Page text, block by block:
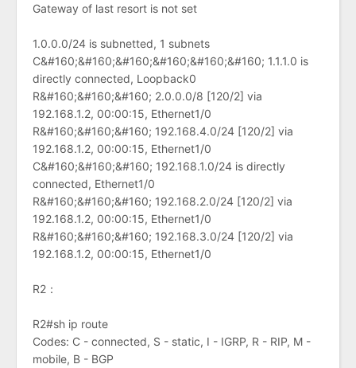
Gateway of last resort is not set
1.0.0.0/24 is subnetted, 1 subnets
C&#160;&#160;&#160;&#160;&#160;&#160; 1.1.1.0 is
directly connected, Loopback0
R&#160;&#160;&#160; 2.0.0.0/8 [120/2] via
192.168.1.2, 00:00:15, Ethernet1/0
R&#160;&#160;&#160; 192.168.4.0/24 [120/2] via
192.168.1.2, 00:00:15, Ethernet1/0
C&#160;&#160;&#160; 192.168.1.0/24 is directly
connected, Ethernet1/0
R&#160;&#160;&#160; 192.168.2.0/24 [120/2] via
192.168.1.2, 00:00:15, Ethernet1/0
R&#160;&#160;&#160; 192.168.3.0/24 [120/2] via
192.168.1.2, 00:00:15, Ethernet1/0
R2：
R2#sh ip route
Codes: C - connected, S - static, I - IGRP, R - RIP, M -
mobile, B - BGP